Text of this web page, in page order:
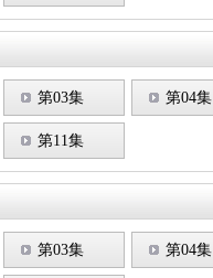
第03集 第04集
第11集
第03集 第04集